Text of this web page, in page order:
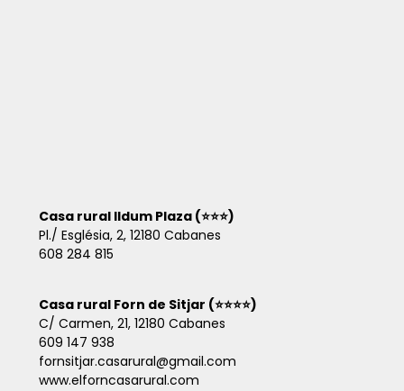
Casa rural Ildum Plaza (⭐⭐⭐)
Pl./ Església, 2, 12180 Cabanes
608 284 815
Casa rural Forn de Sitjar (⭐⭐⭐⭐)
C/ Carmen, 21, 12180 Cabanes
609 147 938
fornsitjar.casarural@gmail.com
www.elforncasarural.com